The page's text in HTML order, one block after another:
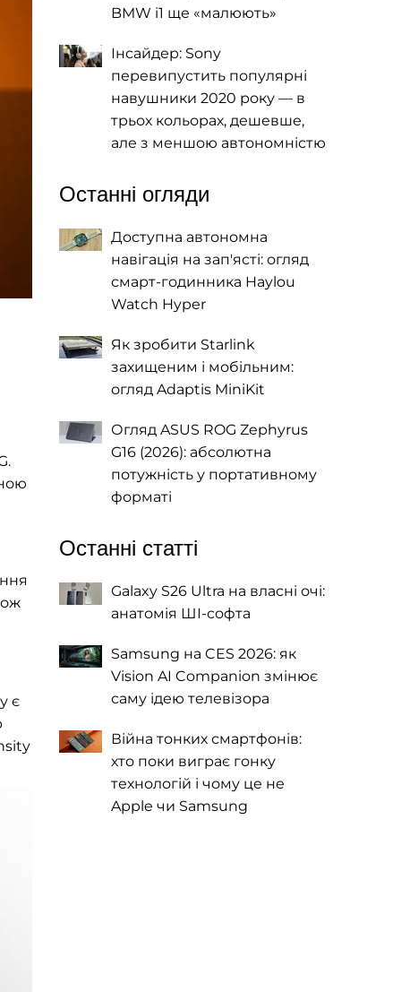
є
BMW i1 ще «малюють»
Інсайдер: Sony
перевипустить популярні
навушники 2020 року — в
трьох кольорах, дешевше,
але з меншою автономністю
Останні огляди
Доступна автономна
навігація на зап'ясті: огляд
смарт-годинника Haylou
Watch Hyper
Як зробити Starlink
захищеним і мобільним:
огляд Adaptis MiniKit
Огляд ASUS ROG Zephyrus
G16 (2026): абсолютна
потужність у портативному
форматі
Останні статті
Galaxy S26 Ultra на власні очі:
анатомія ШІ-софта
Samsung на CES 2026: як
Vision AI Companion змінює
саму ідею телевізора
Війна тонких смартфонів:
хто поки виграє гонку
технологій і чому це не
Apple чи Samsung